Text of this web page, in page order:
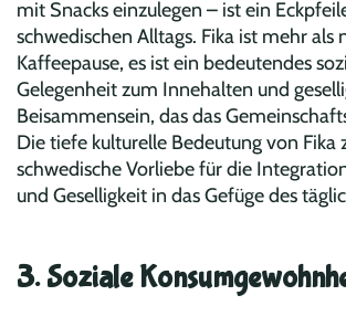
mit Snacks einzulegen – ist ein
schwedischen Alltags. Fika ist mehr als
Kaffeepause, es ist ein bedeutendes
Gelegenheit zum Innehalten und
Beisammensein, das das
Die tiefe kulturelle Bedeutung von Fika
schwedische Vorliebe für die
und Geselligkeit in das Gefüge des
3. Soziale